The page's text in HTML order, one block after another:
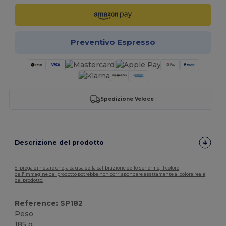
Preventivo Espresso
Spedizione Veloce
Descrizione del prodotto
Si prega di notare che, a causa della calibrazione dello schermo, il colore
dell'immagine del prodotto potrebbe non corrispondere esattamente al colore reale
del prodotto.
Reference: SP182
Peso